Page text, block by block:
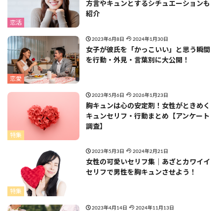
恋活
方言やキュンとするシチュエーションも
紹介
恋愛
2023年6月8日 2024年1月30日
女子が彼氏を「かっこいい」と思う瞬間
を行動・外見・言葉別に大公開！
特集
2023年5月6日 2026年1月23日
胸キュンは心の安定剤！女性がときめく
キュンセリフ・行動まとめ【アンケート
調査】
特集
2023年5月3日 2024年2月21日
女性の可愛いセリフ集｜あざとカワイイ
セリフで男性を胸キュンさせよう！
2023年4月14日 2024年11月13日